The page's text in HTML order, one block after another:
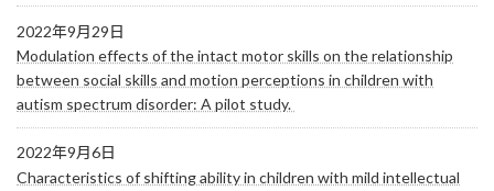
2022年9月29日
Modulation effects of the intact motor skills on the relationship
between social skills and motion perceptions in children with
autism spectrum disorder: A pilot study.
2022年9月6日
Characteristics of shifting ability in children with mild intellectual